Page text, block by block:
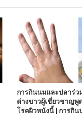
การกินนมและปลาร่ว
ด่างขาวผู้เชี่ยวชาญพู
โรคผิวหนังนี้ | การกิ